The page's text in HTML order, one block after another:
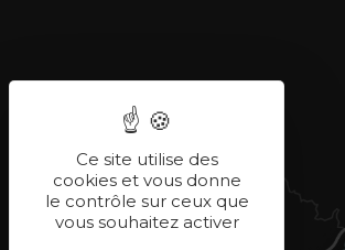
Ce site utilise des
cookies et vous donne
le contrôle sur ceux que
vous souhaitez activer